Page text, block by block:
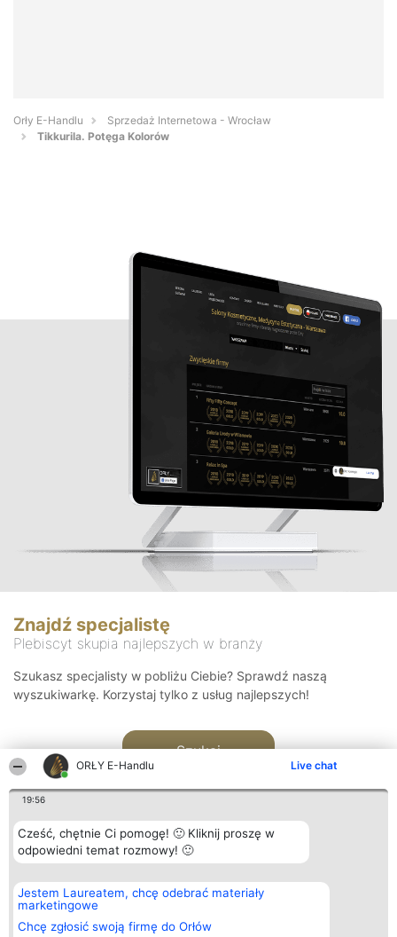
ORŁY E-Handlu Live chat
19:56
Cześć, chętnie Ci pomogę! 🙂 Kliknij proszę w
odpowiedni temat rozmowy! 🙂
Jestem Laureatem, chcę odebrać materiały
marketingowe
Chcę zgłosić swoją firmę do Orłów
Orły E-Handlu
Sprzedaż Internetowa - Wrocław
Tikkurila. Potęga Kolorów
Znajdź specjalistę
Plebiscyt skupia najlepszych w branży
Szukasz specjalisty w pobliżu Ciebie? Sprawdź naszą
wyszukiwarkę. Korzystaj tylko z usług najlepszych!
Szukaj
Organizator plebiscytu
Bright Side Solutions sp. z o.
o. sp. k.
ul. Ruska 22
Wrocław 50-079
Plebiscyt
Laureaci
wszystkich
Laureatów
Kontakt
Kontakt